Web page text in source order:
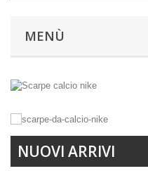
MENÙ
NUOVI ARRIVI